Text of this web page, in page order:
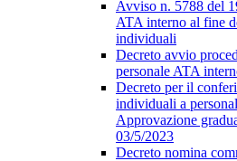
Avviso n. 5788 del
ATA interno al fine
individuali
Decreto avvio
personale ATA
Decreto per il
individuali a
Approvazione
03/5/2023
Decreto nomina